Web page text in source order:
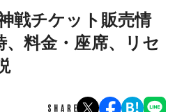
戦チケット販売情
、料金・座席、リセ